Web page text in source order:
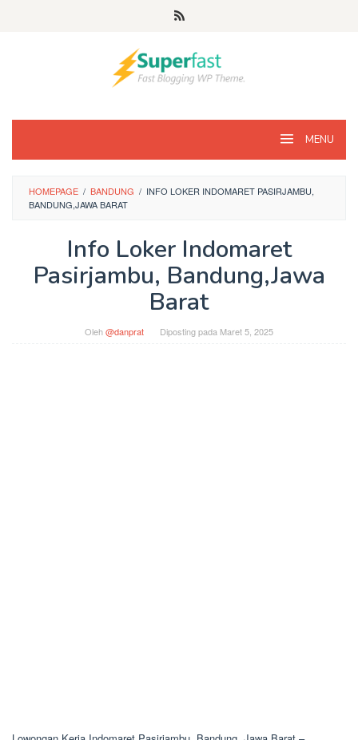
MENU
HOMEPAGE / BANDUNG / INFO LOKER INDOMARET PASIRJAMBU,
BANDUNG,JAWA BARAT
Info Loker Indomaret
Pasirjambu, Bandung,Jawa
Barat
Oleh@danprat Diposting pada Maret 5, 2025